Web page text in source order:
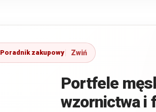
Poradnik zakupowy
Portfele
wzornictwa i